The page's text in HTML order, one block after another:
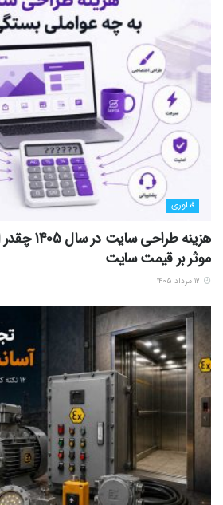
فناوری
هزینه
موثر بر قیمت سایت